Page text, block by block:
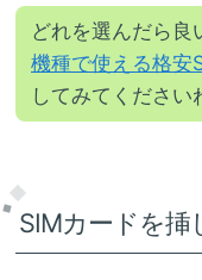
どれを選んだら良
機種で使える格安
してみてください
SIMカードを挿